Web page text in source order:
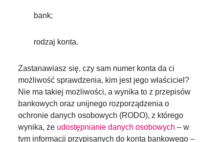
bank;
rodzaj konta.
Zastanawiasz się, czy sam numer konta da ci
możliwość sprawdzenia, kim jest jego właściciel?
Nie ma takiej możliwości, a wynika to z przepisów
bankowych oraz unijnego rozporządzenia o
ochronie danych osobowych (RODO), z którego
wynika, że udostępnianie danych osobowych – w
tym informacji przypisanych do konta bankowego –